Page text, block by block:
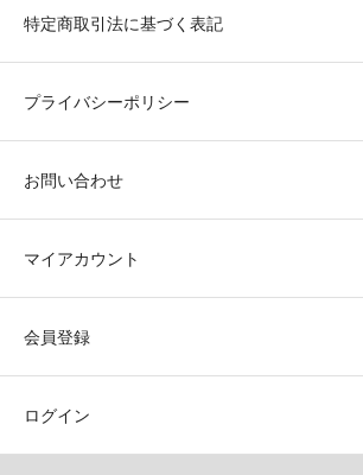
特定商取引法に基づく表記
プライバシーポリシー
お問い合わせ
マイアカウント
会員登録
ログイン